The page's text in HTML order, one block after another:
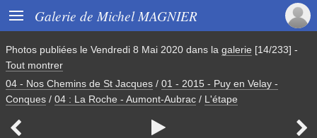
 Galerie de Michel MAGNIER
Photos publiées le Vendredi 8 Mai 2020 dans la galerie [14/233] -
Tout montrer
04 - Nos Chemins de St Jacques / 01 - 2015 - Puy en Velay -
Conques / 04 : La Roche - Aumont-Aubrac / L'étape
  